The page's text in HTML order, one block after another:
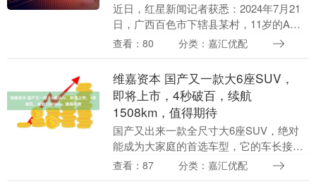
近日，红星新闻记者获悉：2024年7月21
日，广西百色市下辖县某村，11岁的A和9
岁的B将邻居家7个月大的婴儿小黎抱至屋
满....
查看：80 分类：嘉汇优配
维嘉资本 国产又一款大6座SUV，
即将上市，4秒破百，续航
1508km，值得期待
国产又出来一款全尺寸大6座SUV，绝对
能成为大家庭的首选车型，它的车长接近
5.3米，可以说是比路虎揽胜还有那种霸气
查看：87 分类：嘉汇优配